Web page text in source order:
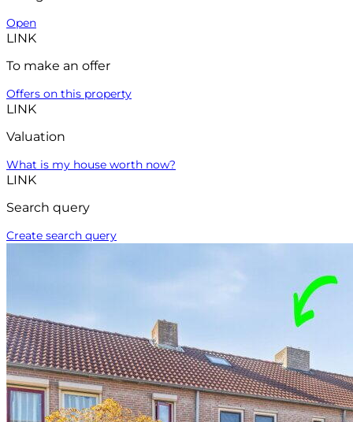
Open
LINK
To make an offer
Offers on this property
LINK
Valuation
What is my house worth now?
LINK
Search query
Create search query